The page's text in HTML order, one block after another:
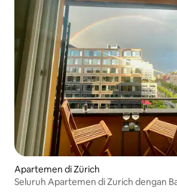
Apartemen di Zürich
Seluruh Apartemen di Zurich dengan